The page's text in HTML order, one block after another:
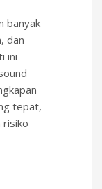
banyak
dan
ini
tepat,
risiko